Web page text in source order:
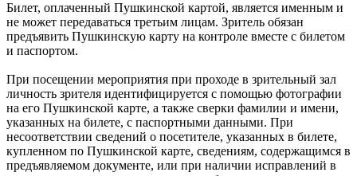
Билет, оплаченный Пушкинской картой, является именным и
не может передаваться третьим лицам. Зритель обязан
предъявить Пушкинскую карту на контроле вместе с билетом
и паспортом.
При посещении мероприятия при проходе в зрительный зал
личность зрителя идентифицируется с помощью фотографии
на его Пушкинской карте, а также сверки фамилии и имени,
указанных на билете, с паспортными данными. При
несоответствии сведений о посетителе, указанных в билете,
купленном по Пушкинской карте, сведениям, содержащимся в
предъявляемом документе, или при наличии исправлений в